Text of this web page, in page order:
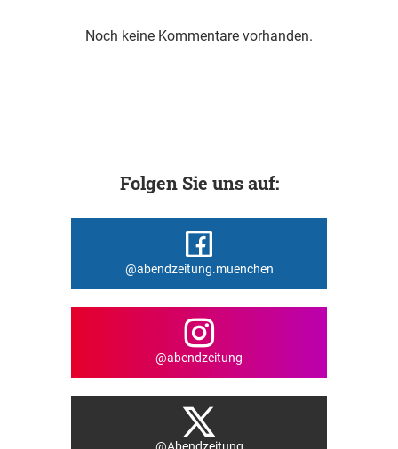
Noch keine Kommentare vorhanden.
Folgen Sie uns auf:
@abendzeitung.muenchen
@abendzeitung